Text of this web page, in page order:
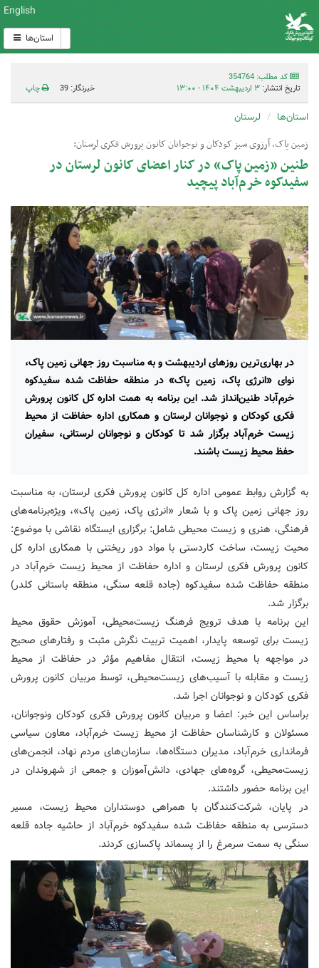
English
استان‌ها
کد مطلب: 354764
تاریخ انتشار: ۳ اردیبهشت ۱۴۰۴ - ۱۳:۰۰ خبرنگار: 39 چاپ
استان‌ها لرستان
زمین پاک، آرزوی سبز کودکان و نوجوانان کانون پرورش فکری لرستان:
طنین «زمین پاک» در کنار اعضای کانون لرستان در
سفیدکوه خرم‌آباد پیچید
در بهاری‌ترین روزهای اردیبهشت و به مناسبت روز جهانی زمین پاک،
نوای «انرژی پاک، زمین پاک» در منطقه حفاظت شده سفیدکوه
خرم‌آباد طنین‌انداز شد. این برنامه به همت اداره کل کانون پرورش
فکری کودکان و نوجوانان لرستان و همکاری اداره حفاظت از محیط
زیست خرم‌آباد برگزار شد تا کودکان و نوجوانان لرستانی، سفیران
حفظ محیط زیست باشند.
به گزارش روابط عمومی اداره کل کانون پرورش فکری لرستان، به مناسبت
روز جهانی زمین پاک و با شعار «انرژی پاک، زمین پاک»، ویژه‌برنامه‌های
فرهنگی، هنری و زیست‌ محیطی شامل: برگزاری ایستگاه نقاشی با موضوع:
محیت زیست، ساخت کاردستی با مواد دور ریختنی با همکاری اداره کل
کانون پرورش فکری لرستان و اداره حفاظت از محیط زیست خرم‌آباد در
منطقه حفاظت شده سفیدکوه (جاده قلعه سنگی، منطقه باستانی کلدر)
برگزار شد.
این برنامه با هدف ترویج فرهنگ زیست‌محیطی، آموزش حقوق محیط
زیست برای توسعه پایدار، اهمیت تربیت نگرش مثبت و رفتارهای صحیح
در مواجهه با محیط زیست، انتقال مفاهیم مؤثر در حفاظت از محیط
زیست و مقابله با آسیب‌های زیست‌محیطی، توسط مربیان کانون پرورش
فکری کودکان و نوجوانان اجرا شد.
براساس این خبر: اعضا و مربیان کانون پرورش فکری کودکان ونوجوانان،
مسئولان و کارشناسان حفاظت از محیط زیست خرم‌آباد، معاون سیاسی
فرمانداری خرم‌آباد، مدیران دستگاه‌ها، سازمان‌های مردم نهاد، انجمن‌های
زیست‌محیطی، گروه‌های جهادی، دانش‌آموزان و جمعی از شهروندان در
این برنامه حضور داشتند.
در پایان، شرکت‌کنندگان با همراهی دوستداران محیط زیست، مسیر
دسترسی به منطقه حفاظت شده سفیدکوه خرم‌آباد از حاشیه جاده قلعه
سنگی به سمت سرمرغ را از پسماند پاکسازی کردند.